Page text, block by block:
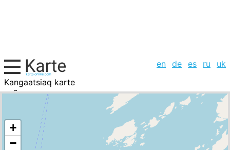
en de es ru
uk
Kangaatsiaq karte
GrÃ¶nland, Städte-Liste
+
−